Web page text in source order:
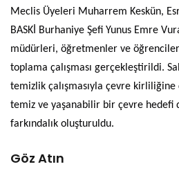
Meclis Üyeleri Muharrem Keskün,
BASKİ Burhaniye Şefi Yunus Emre
müdürleri, öğretmenler ve
toplama çalışması gerçekleştirildi.
temizlik çalışmasıyla çevre
temiz ve yaşanabilir bir çevre hedefi
farkındalık oluşturuldu.
Göz Atın